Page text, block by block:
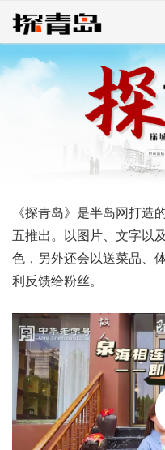
《探青岛》是半岛网打造
五推出。以图片、文字以
色，另外还会以送菜品、
利反馈给粉丝。